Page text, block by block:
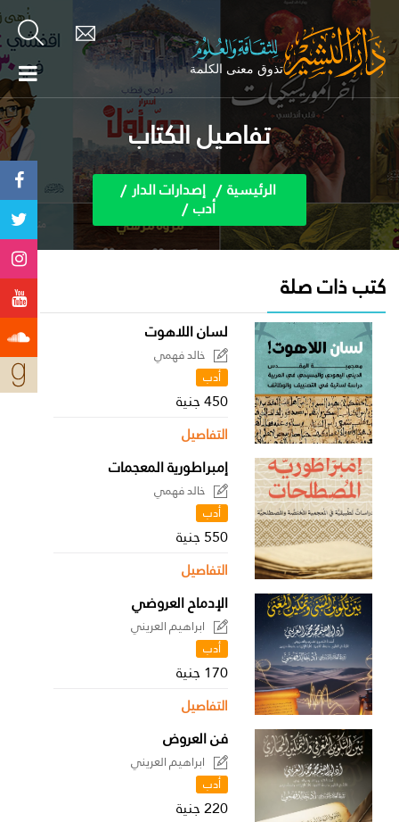
تفاصيل الكتاب
الرئيسية إصدارات الدار
أدب
كتب ذات صلة
لسان اللاهوت
خالد فهمي
أدب
450 جنية
التفاصيل
إمبراطورية المعجمات
خالد فهمي
أدب
550 جنية
التفاصيل
الإدماح العروضي
ابراهيم العريني
أدب
170 جنية
التفاصيل
فن العروض
ابراهيم العريني
أدب
220 جنية